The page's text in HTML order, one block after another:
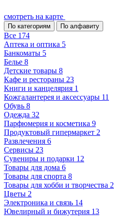
смотреть на карте
По категориям По алфавиту
Все 174
Аптека и оптика 5
Банкоматы 5
Белье 8
Детские товары 8
Кафе и рестораны 23
Книги и канцелярия 1
Кожгалантерея и аксессуары 11
Обувь 8
Одежда 32
Парфюмерия и косметика 9
Продуктовый гипермаркет 2
Развлечения 6
Сервисы 23
Сувениры и подарки 12
Товары для дома 6
Товары для спорта 8
Товары для хобби и творчества 2
Цветы 2
Электроника и связь 14
Ювелирный и бижутерия 13